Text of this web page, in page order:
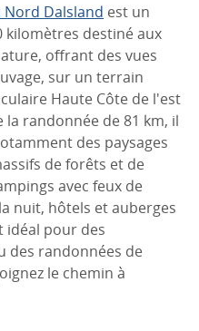
Nord Dalsland est un
kilomètres destiné aux
offrant des vues
sur un terrain
Haute Côte de l'est
la randonnée de 81 km, il
des paysages
de forêts et de
avec feux de
nuit, hôtels et auberges
idéal pour des
des randonnées de
le chemin à